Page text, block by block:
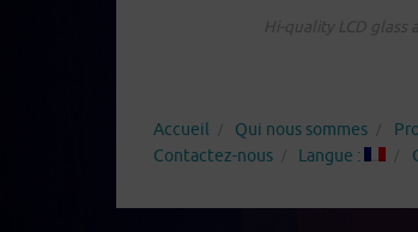
Hi-quality LCD
Accueil Qui nous sommes
Contactez-nous
Langue :